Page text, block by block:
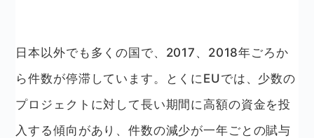
日本以外でも多くの国で、2017、2018年ごろか
ら件数が停滞しています。とくにEUでは、少数の
プロジェクトに対して長い期間に高額の資金を投
入する傾向があり、件数の減少が一年ごとの賦与